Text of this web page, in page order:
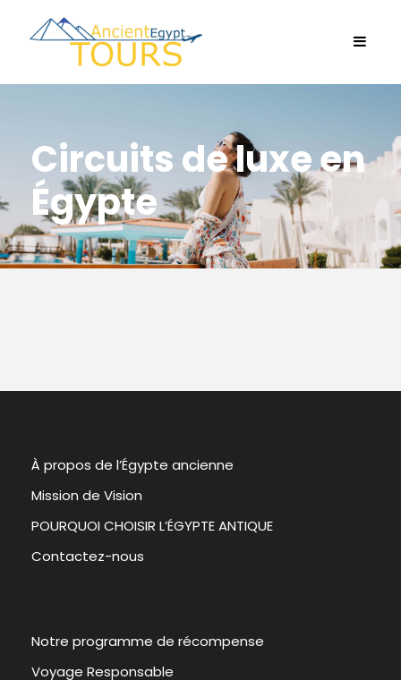
Circuits de luxe en
Égypte
À propos de l’Égypte ancienne
Mission de Vision
POURQUOI CHOISIR L’ÉGYPTE ANTIQUE
Contactez-nous
Notre programme de récompense
Voyage Responsable